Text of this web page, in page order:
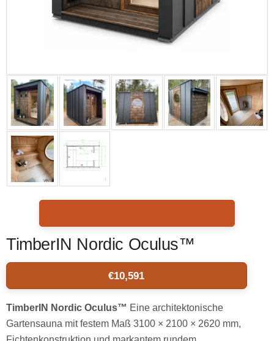
TimberIN Nordic Oculus™
€10,591
TimberIN Nordic Oculus™ Eine architektonische
Gartensauna mit festem Maß 3100 × 2100 × 2620 mm,